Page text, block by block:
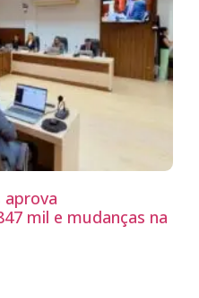
aprova
mil e mudanças na